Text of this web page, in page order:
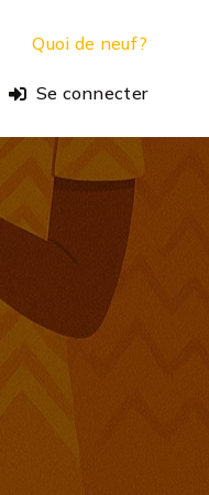
Quoi de neuf?
Se connecter